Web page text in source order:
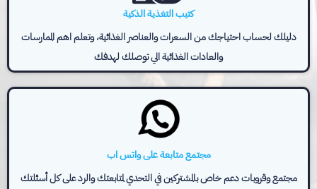
مجتمع متابعة على واتس اب
مجتمع وقروبات دعم خاص بالمشتركين في التحدي لمتابعتك والرد على كل أسئلتك
كتيب التغذية الذكية
دليلك لحساب احتياجك من السعرات والعناصر الغذائية، وتعلم اهم الممارسات
والعادات الغذائية الي توصلك لهدفك